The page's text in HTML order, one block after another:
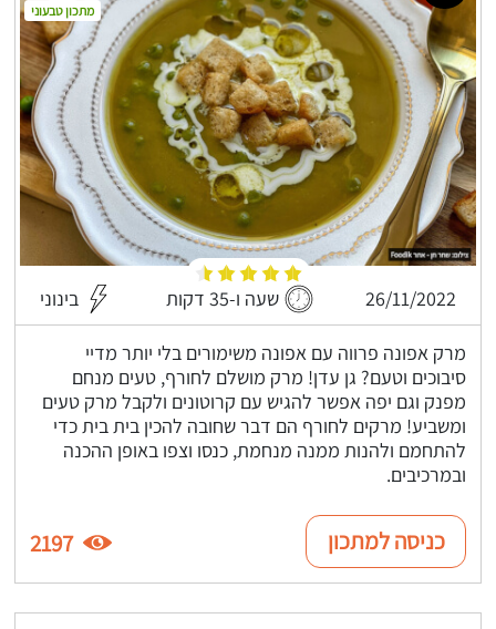
26/11/2022 שעה ו-35 דקות בינוני
מרק אפונה פרווה עם אפונה משימורים בלי יותר מדיי
סיבוכים וטעם? גן עדן! מרק מושלם לחורף, טעים מנחם
מפנק וגם יפה אפשר להגיש עם קרוטונים ולקבל מרק טעים
ומשביע! מרקים לחורף הם דבר שחובה להכין בית בית כדי
להתחמם ולהנות ממנה מנחמת, כנסו וצפו באופן ההכנה
ובמרכיבים.
מתכון טבעוני
כניסה למתכון 2197